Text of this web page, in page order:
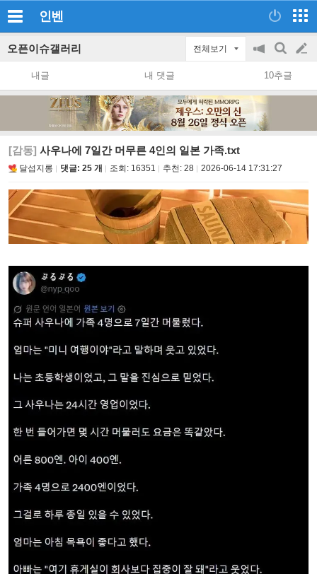
인벤
오픈이슈갤러리 전체보기
공
지
on/off
검
색
글
쓰
내글 내 댓글 10추글
[감동] 사우나에 7일간 머무른 4인의 일본 가족.txt
달섭지롱 댓글: 25 개 조회: 16351 추천: 28 2026-06-14 17:31:27